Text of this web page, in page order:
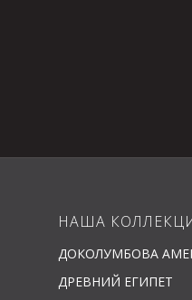
НАША
ДОКОЛУМБОВА
ДРЕВНИЙ ЕГИПЕТ